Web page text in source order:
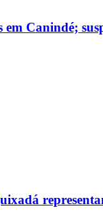
em Canindé;